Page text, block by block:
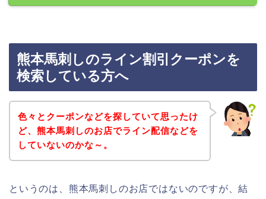
熊本馬刺しのライン割引クーポンを
検索している方へ
色々とクーポンなどを探していて思ったけ
ど、熊本馬刺しのお店でライン配信などを
していないのかな～。
というのは、熊本馬刺しのお店ではないのですが、結